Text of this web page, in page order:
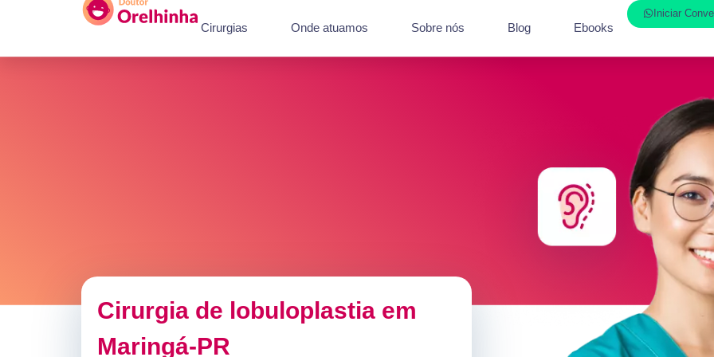
Cirurgias Onde atuamos Sobre nós Blog Ebooks
Iniciar
Cirurgia de lobuloplastia em
Maringá-PR